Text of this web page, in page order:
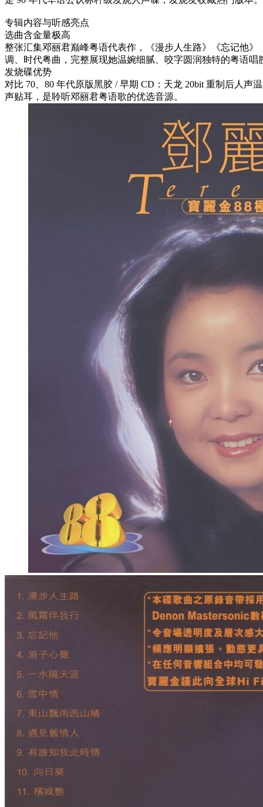
专辑内容与听感亮点
选曲含金量极高
整张汇集邓丽君巅峰粤语代表作，《漫步人生路》《忘记他
调、时代粤曲，完整展现她温婉细腻、咬字圆润独特的粤语唱
发烧碟优势
对比 70、80 年代原版黑胶 / 早期 CD：天龙 20bit 重制后人声
声贴耳，是聆听邓丽君粤语歌的优选音源。